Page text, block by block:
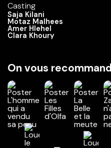
Casting
Saja Kilani
Motaz Malhees
Amer Hlehel
Clara Khoury
On vous